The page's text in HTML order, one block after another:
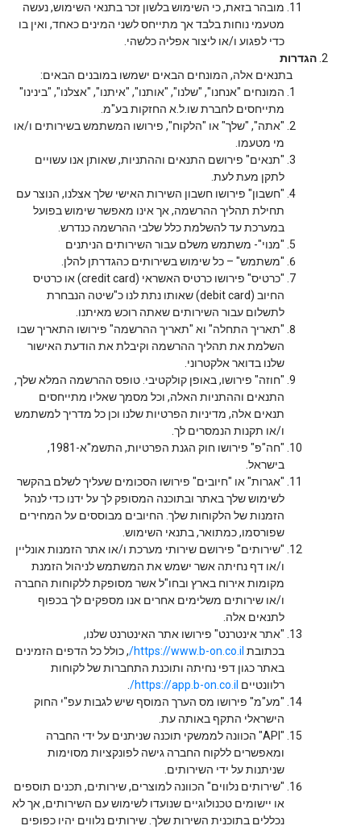
מובהר בזאת, כי השימוש בלשון זכר בתנאי השימוש, נעשה
מטעמי נוחות בלבד אך מתייחס לשני המינים כאחד, ואין בו
כדי לפגוע ו/או ליצור אפליה כלשהי.
הגדרות
בתנאים אלה, המונחים הבאים ישמשו במובנים הבאים:
המונחים "אנחנו", "שלנו", "אותנו", "איתנו", "אצלנו", "בינינו"
מתייחסים לחברת שו.ל.א החזקות בע"מ.
"אתה", "שלך" או "הלקוח", פירושו המשתמש בשירותים ו/או
מי מטעמו.
"תנאים" פירושם התנאים וההתניות, שאותן אנו עשויים
לתקן מעת לעת.
"חשבון" פירושו חשבון השירות האישי שלך אצלנו, הנוצר עם
תחילת תהליך ההרשמה, אך אינו מאפשר שימוש בפועל
במערכת עד להשלמת כלל שלבי ההרשמה כנדרש.
"מנוי"- משתמש משלם עבור השירותים הניתנים
"משתמש" – כל שימוש בשירותים כהגדרתן להלן.
"כרטיס" פירושו כרטיס האשראי (credit card) או כרטיס
החיוב (debit card) שאותו נתת לנו כ"שיטה הנבחרת
לתשלום עבור השירותים שאתה רוכש מאיתנו.
"תאריך התחלה" וא "תאריך ההרשמה" פירושו התאריך שבו
השלמת את תהליך ההרשמה וקיבלת את הודעת האישור
שלנו בדואר אלקטרוני.
"חוזה" פירושו, באופן קולקטיבי. טופס ההרשמה המלא שלך,
התנאים וההתניות האלה, וכל מסמך שאליו מתייחסים
תנאים אלה, מדיניות הפרטיות שלנו וכן כל מדריך למשתמש
ו/או תקנות הנמסרים לך.
"חה"פ" פירושו חוק הגנת הפרטיות, התשמ"א-1981,
בישראל.
"אגרות" או "חיובים" פירושו הסכומים שעליך לשלם בהקשר
לשימוש שלך באתר ובתוכנה המסופק לך על ידנו כדי לנהל
הזמנות של הלקוחות שלך. החיובים מבוססים על המחירים
שפורסמו, כמתואר, בתנאי השימוש.
"שירותים" פירושם שירותי מערכת ו/או אתר הזמנות אונליין
ו/או דף נחיתה אשר ישמש את המשתמש לניהול הזמנת
מקומות אירוח בארץ ובחו"ל אשר מסופקת ללקוחות החברה
ו/או שירותים משלימים אחרים אנו מספקים לך בכפוף
לתנאים אלה.
"אתר אינטרנט" פירושו אתר האינטרנט שלנו,
בכתובת https://www.b-on.co.il/ , כולל כל הדפים הזמינים
באתר כגון דפי נחיתה ותוכנת התחברות של לקוחות
רלוונטיים https://app.b-on.co.il/
"מע"מ" פירושו מס הערך המוסף שיש לגבות עפ"י החוק
הישראלי התקף באותה עת.
"API" הכוונה לממשקי תוכנה שניתנים על ידי החברה
ומאפשרים ללקוח החברה גישה לפונקציות מסוימות
שניתנות על ידי השירותים.
"שירותים נלווים" הכוונה למוצרים, שירותים, תכנים תוספים
או יישומים טכנולוגיים שנועדו לשימוש עם השירותים, אך לא
נכללים בתוכנית השירות שלך. שירותים נלווים יהיו כפופים